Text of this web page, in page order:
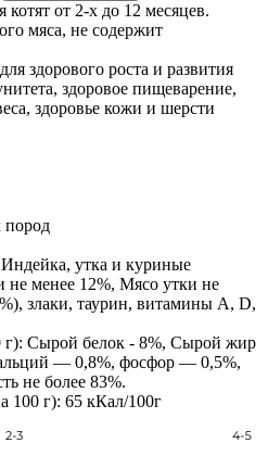
от 2-х до 12 месяцев.
мяса, не содержит
здорового роста и развития
здоровое пищеварение,
здоровье кожи и шерсти
пород
Индейка, утка и куриные
менее 12%, Мясо утки не
злаки, таурин, витамины A, D,
г): Сырой белок - 8%, Сырой жир
— 0,8%, фосфор — 0,5%,
не более 83%.
100 г): 65 кКал/100г